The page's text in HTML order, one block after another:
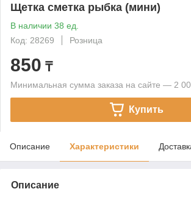
Щетка сметка рыбка (мини)
В наличии 38 ед.
Код: 28269
Розница
850 ₸
Минимальная сумма заказа на сайте — 2
Купить
Описание Характеристики
Описание